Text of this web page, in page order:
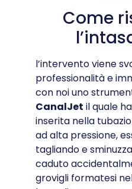
Come
l’intervento viene
professionalità e
con noi uno
CanalJet il quale
inserita nella
ad alta pressione,
tagliando e
caduto
grovigli formatesi